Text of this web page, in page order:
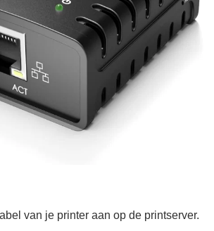
van je printer aan op de printserver.